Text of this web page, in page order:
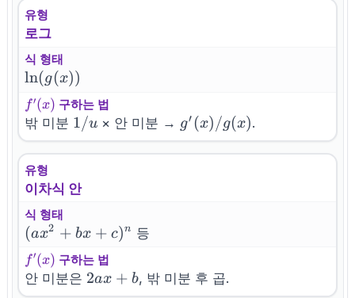
유형
로그
식 형태
\ln(g(x))
ln(g(x))
f^{\prime}
(x)
f′(x) 구하는 법
밖 미분 1/u
1/u × 안 미분 → g'(x)/g(x)
g′ (x)/g(x).
유형
이차식 안
식 형태
(ax^2+bx+c)^n
(ax2 + bx + c)n 등
f^{\prime}
(x)
f′(x) 구하는 법
안 미분은 2ax+b
2ax + b, 밖 미분 후 곱.